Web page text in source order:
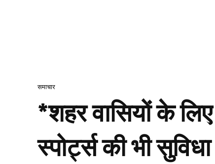
समाचार
*शहर वासियों के
स्पोर्ट्स की भी